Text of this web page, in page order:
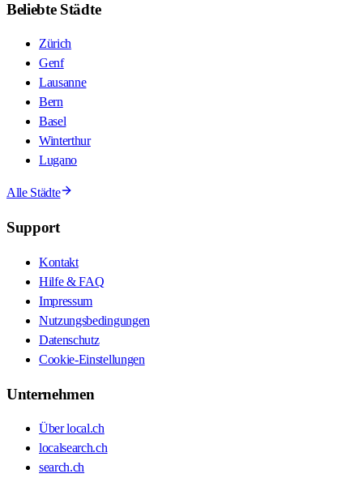
Beliebte Städte
Zürich
Genf
Lausanne
Bern
Basel
Winterthur
Lugano
Alle Städte
Support
Kontakt
Hilfe & FAQ
Impressum
Nutzungsbedingungen
Datenschutz
Cookie-Einstellungen
Unternehmen
Über local.ch
localsearch.ch
search.ch